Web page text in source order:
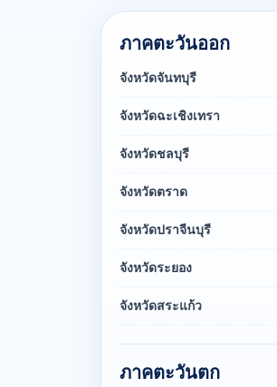
ภาคตะวันออก
จังหวัดจันทบุรี
จังหวัดฉะเชิงเทรา
จังหวัดชลบุรี
จังหวัดตราด
จังหวัดปราจีนบุรี
จังหวัดระยอง
จังหวัดสระแก้ว
ภาคตะวันตก